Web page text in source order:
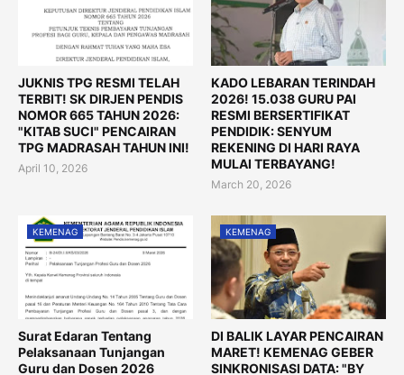
JUKNIS TPG RESMI TELAH
TERBIT! SK DIRJEN PENDIS
NOMOR 665 TAHUN 2026:
"KITAB SUCI" PENCAIRAN
TPG MADRASAH TAHUN INI!
April 10, 2026
KADO LEBARAN TERINDAH
2026! 15.038 GURU PAI
RESMI BERSERTIFIKAT
PENDIDIK: SENYUM
REKENING DI HARI RAYA
MULAI TERBAYANG!
March 20, 2026
KEMENAG
Surat Edaran Tentang
Pelaksanaan Tunjangan
Guru dan Dosen 2026
KEMENAG
DI BALIK LAYAR PENCAIRAN
MARET! KEMENAG GEBER
SINKRONISASI DATA: "BY